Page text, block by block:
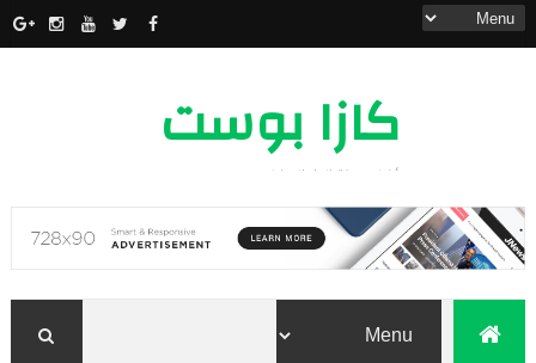
كازا بوست
أخبار مدينة الدار البيضاء